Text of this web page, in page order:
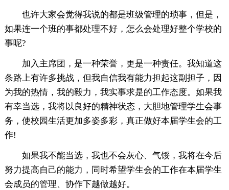
也许大家会觉得我说的都是班级管理的琐事，但是，
如果连一个班的事都处理不好，怎么会处理好整个学校的
事呢?
加入主席团，是一种荣誉，更是一种责任。我知道这
条路上有许多挑战，但我自信我有能力担起这副担子，因
为我的热情，我的毅力，我实事求是的工作态度。如果我
有幸当选，我将以良好的精神状态，大胆地管理学生会事
务，使校园生活更加多姿多彩，真正做好本届学生会的工
作!
如果我不能当选，我也不会灰心、气馁，我将在今后
努力提高自己的能力，同时希望学生会的工作在本届学生
会成员的管理、协作下越做越好。